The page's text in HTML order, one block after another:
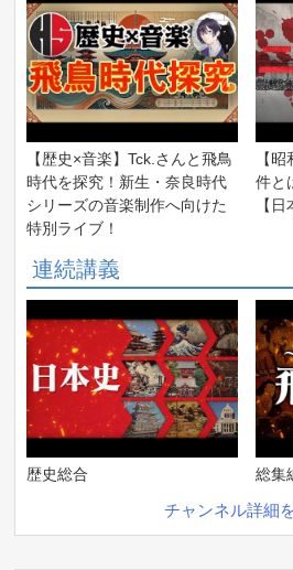
【歴史×音楽】Tck.さんと飛鳥
時代を探究！新生・奈良時代
シリーズの音楽制作へ向けた
特別ライブ！
【
件と
【日
連続講義
歴史総合 総集
チャンネル詳細